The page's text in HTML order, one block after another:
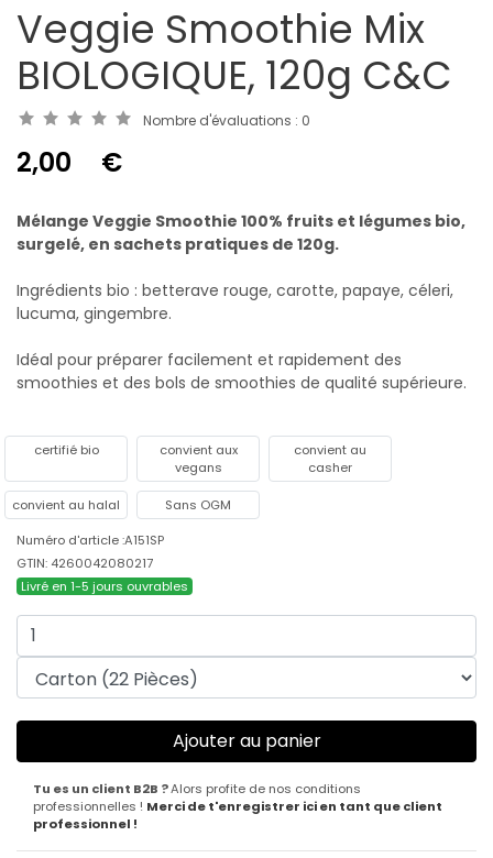
Veggie Smoothie Mix
BIOLOGIQUE, 120g C&C
Nombre d'évaluations : 0
2,00 €
Mélange Veggie Smoothie 100% fruits et légumes bio,
surgelé, en sachets pratiques de 120g.
Ingrédients bio : betterave rouge, carotte, papaye, céleri,
lucuma, gingembre.
Idéal pour préparer facilement et rapidement des
smoothies et des bols de smoothies de qualité supérieure.
certifié bio
convient aux
vegans
convient au
casher
convient au halal
Sans OGM
Numéro d'article :A151SP
GTIN: 4260042080217
Livré en 1-5 jours ouvrables
Tu es un client B2B ?Alors profite de nos conditions
professionnelles ! Merci de t'enregistrer ici en tant que client
professionnel !